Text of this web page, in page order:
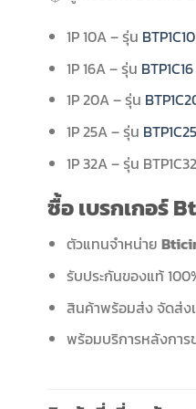
1P 10A – รุ่น BTP1C10
1P 16A – รุ่น BTP1C16
1P 20A – รุ่น
1P 25A – รุ่น BTP1C25
1P 32A – รุ่น BTP1C32
ซื้อ เบรกเกอร์
ตัวแทนจำหน่าย
รับประกันของแท้
สินค้าพร้อมส่ง จัดส่ง
พร้อมบริการหลังการ